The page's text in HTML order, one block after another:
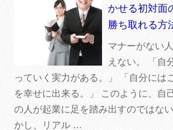
かせる初対面
勝ち取れる方
マナーがない
えない。 「自
っていく実力がある。」 「自分には
を幸せに出来る。」 このように、自
の人が起業に足を踏み出すのではな
かし、リアル …